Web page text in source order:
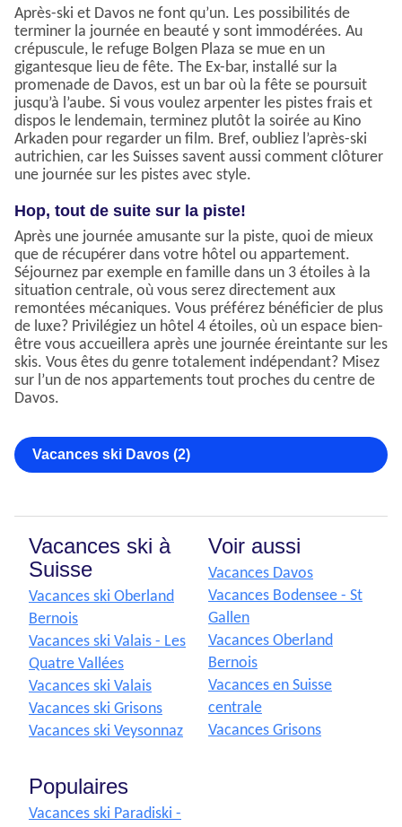
Après-ski et Davos ne font qu’un. Les possibilités de
terminer la journée en beauté y sont immodérées. Au
crépuscule, le refuge Bolgen Plaza se mue en un
gigantesque lieu de fête. The Ex-bar, installé sur la
promenade de Davos, est un bar où la fête se poursuit
jusqu’à l’aube. Si vous voulez arpenter les pistes frais et
dispos le lendemain, terminez plutôt la soirée au Kino
Arkaden pour regarder un film. Bref, oubliez l’après-ski
autrichien, car les Suisses savent aussi comment clôturer
une journée sur les pistes avec style.
Hop, tout de suite sur la piste!
Après une journée amusante sur la piste, quoi de mieux
que de récupérer dans votre hôtel ou appartement.
Séjournez par exemple en famille dans un 3 étoiles à la
situation centrale, où vous serez directement aux
remontées mécaniques. Vous préférez bénéficier de plus
de luxe? Privilégiez un hôtel 4 étoiles, où un espace bien-
être vous accueillera après une journée éreintante sur les
skis. Vous êtes du genre totalement indépendant? Misez
sur l’un de nos appartements tout proches du centre de
Davos.
Vacances ski Davos (2)
Vacances ski à
Suisse
Vacances ski Oberland
Bernois
Vacances ski Valais - Les
Quatre Vallées
Vacances ski Valais
Vacances ski Grisons
Vacances ski Veysonnaz
Voir aussi
Vacances Davos
Vacances Bodensee - St
Gallen
Vacances Oberland
Bernois
Vacances en Suisse
centrale
Vacances Grisons
Populaires
Vacances ski Paradiski -